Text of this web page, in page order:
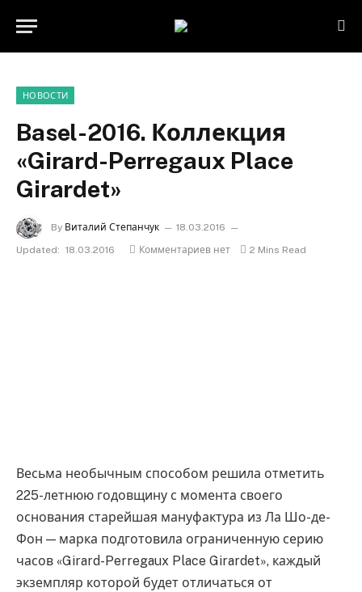
НОВОСТИ
Basel-2016. Коллекция
«Girard-Perregaux Place
Girardet»
By Виталий Степанчук
18.03.2016
Updated: 18.03.2016 Комментариев нет 2 Mins Read
Весьма необычным способом решила отметить
225-летнюю годовщину с момента своего
основания старейшая мануфактура из Ла Шо-де-
Фон — марка подготовила ограниченную серию
часов «Girard-Perregaux Place Girardet», каждый
экземпляр которой будет отличаться от